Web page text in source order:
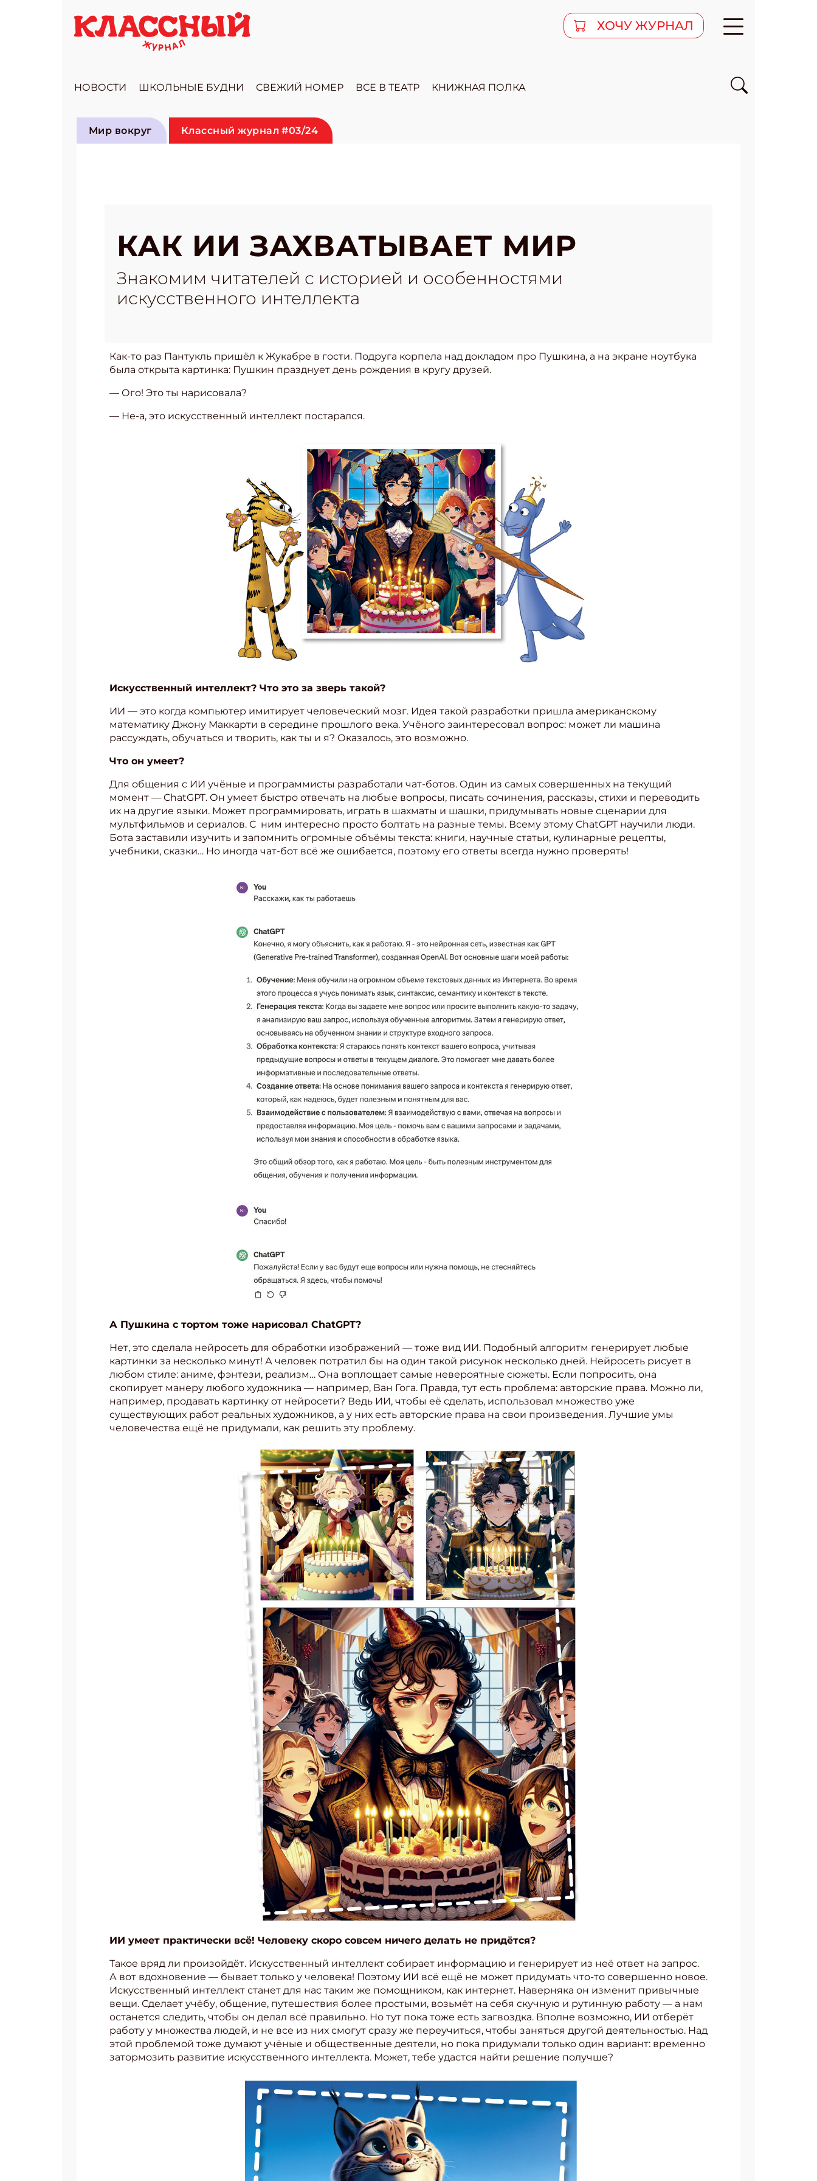
ХОЧУ ЖУРНАЛ
НОВОСТИ ШКОЛЬНЫЕ БУДНИ СВЕЖИЙ НОМЕР ВСЕ В ТЕАТР КНИЖНАЯ ПОЛКА
Мир вокруг Классный журнал #03/24
КАК ИИ ЗАХВАТЫВАЕТ МИР
Знакомим читателей с историей и особенностями
искусственного интеллекта
Как-то раз Пантукль пришёл к Жукабре в гости. Подруга корпела над докладом про Пушкина, а на экране ноутбука
была открыта картинка: Пушкин празднует день рождения в кругу друзей.
— Ого! Это ты нарисовала?
— Не-а, это искусственный интеллект постарался.
Искусственный интеллект? Что это за зверь такой?
ИИ — это когда компьютер имитирует человеческий мозг. Идея такой разработки пришла американскому
математику Джону Маккарти в середине прошлого века. Учёного заинтересовал вопрос: может ли машина
рассуждать, обучаться и творить, как ты и я? Оказалось, это возможно.
Что он умеет?
Для общения с ИИ учёные и программисты разработали чат-ботов. Один из самых совершенных на текущий
момент — ChatGPT. Он умеет быстро отвечать на любые вопросы, писать сочинения, рассказы, стихи и переводить
их на другие языки. Может программировать, играть в шахматы и шашки, придумывать новые сценарии для
мультфильмов и сериалов. С ним интересно просто болтать на разные темы. Всему этому ChatGPT научили люди.
Бота заставили изучить и запомнить огромные объёмы текста: книги, научные статьи, кулинарные рецепты,
учебники, сказки… Но иногда чат-бот всё же ошибается, поэтому его ответы всегда нужно проверять!
А Пушкина с тортом тоже нарисовал ChatGPT?
Нет, это сделала нейросеть для обработки изображений — тоже вид ИИ. Подобный алгоритм генерирует любые
картинки за несколько минут! А человек потратил бы на один такой рисунок несколько дней. Нейросеть рисует в
любом стиле: аниме, фэнтези, реализм… Она воплощает самые невероятные сюжеты. Если попросить, она
скопирует манеру любого художника — например, Ван Гога. Правда, тут есть проблема: авторские права. Можно ли,
например, продавать картинку от нейросети? Ведь ИИ, чтобы её сделать, использовал множество уже
существующих работ реальных художников, а у них есть авторские права на свои произведения. Лучшие умы
человечества ещё не придумали, как решить эту проблему.
ИИ умеет практически всё! Человеку скоро совсем ничего делать не придётся?
Такое вряд ли произойдёт. Искусственный интеллект собирает информацию и генерирует из неё ответ на запрос.
А вот вдохновение — бывает только у человека! Поэтому ИИ всё ещё не может придумать что-то совершенно новое.
Искусственный интеллект станет для нас таким же помощником, как интернет. Наверняка он изменит привычные
вещи. Сделает учёбу, общение, путешествия более простыми, возьмёт на себя скучную и рутинную работу — а нам
останется следить, чтобы он делал всё правильно. Но тут пока тоже есть загвоздка. Вполне возможно, ИИ отберёт
работу у множества людей, и не все из них смогут сразу же переучиться, чтобы заняться другой деятельностью. Над
этой проблемой тоже думают учёные и общественные деятели, но пока придумали только один вариант: временно
затормозить развитие искусственного интеллекта. Может, тебе удастся найти решение получше?
Подпишись на рассылку
Получи электронный "Классный журнал" в подарок!
Укажите имя
Укажите Ваш Email